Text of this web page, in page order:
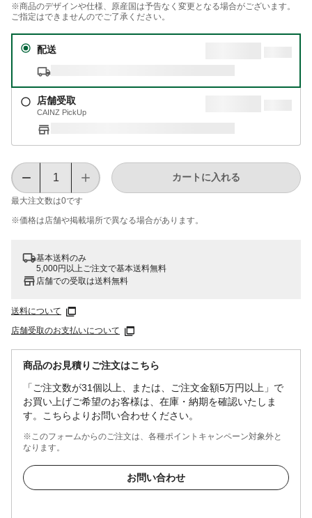
※商品のデザインや仕様、原産国は予告なく変更となる場合がございます。
ご指定はできませんのでご了承ください。
配送
店舗受取
CAINZ PickUp
最大注文数は0です
カートに入れる
※価格は​店舗や​掲載場所で​異なる​場合が​あります。
基本送料のみ
5,000円以上ご注文で基本送料無料
店舗での受取は送料無料
送料について
店舗受取のお支払いについて
商品のお見積りご注文はこちら
「ご注文数が31個以上、または、ご注文金額5万円以上」で
お買い上げご希望のお客様は、在庫・納期を確認いたしま
す。こちらよりお問い合わせください。
※このフォームからのご注文は、各種ポイントキャンペーン対象外と
なります。
お問い合わせ